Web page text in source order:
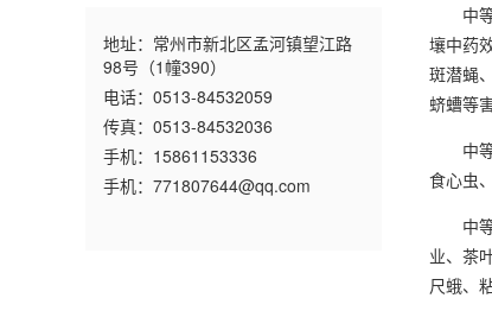
地址：常州市新北区孟河镇望江路
98号（1幢390）
电话：0513-84532059
传真：0513-84532036
手机：15861153336
手机：771807644@qq.com
中等
壤中药
斑潜蝇
蛴螬等
中等
食心虫
中等
业、茶
尺蛾、